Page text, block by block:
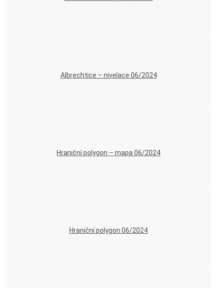
Albrechtice – nivelace 06/2024
Hraniční polygon – mapa 06/2024
Hraniční polygon 06/2024